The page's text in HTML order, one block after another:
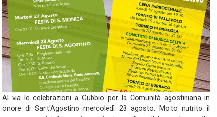
Al via le celebrazioni a Gubbio per la Comunità agostiniana in
onore di Sant'Agostino mercoledì 28 agosto. Molto nutrito il